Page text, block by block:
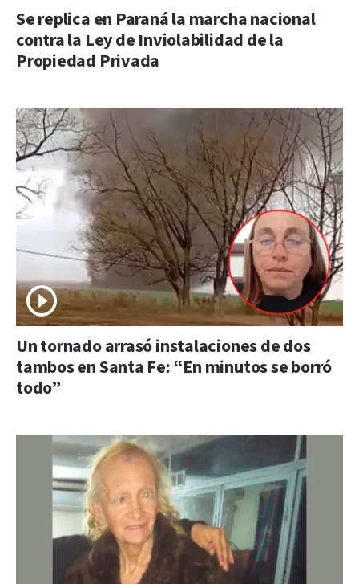
Se replica en Paraná la marcha nacional
contra la Ley de Inviolabilidad de la
Propiedad Privada
Un tornado arrasó instalaciones de dos
tambos en Santa Fe: “En minutos se borró
todo”